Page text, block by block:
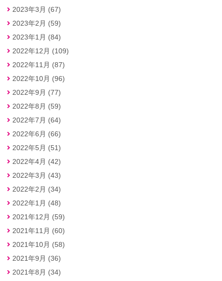
2023年3月 (67)
2023年2月 (59)
2023年1月 (84)
2022年12月 (109)
2022年11月 (87)
2022年10月 (96)
2022年9月 (77)
2022年8月 (59)
2022年7月 (64)
2022年6月 (66)
2022年5月 (51)
2022年4月 (42)
2022年3月 (43)
2022年2月 (34)
2022年1月 (48)
2021年12月 (59)
2021年11月 (60)
2021年10月 (58)
2021年9月 (36)
2021年8月 (34)